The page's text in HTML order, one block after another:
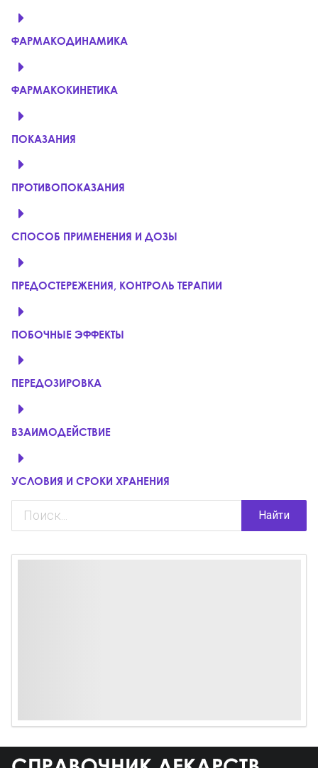
ФАРМАКОДИНАМИКА
ФАРМАКОКИНЕТИКА
ПОКАЗАНИЯ
ПРОТИВОПОКАЗАНИЯ
СПОСОБ ПРИМЕНЕНИЯ И ДОЗЫ
ПРЕДОСТЕРЕЖЕНИЯ, КОНТРОЛЬ ТЕРАПИИ
ПОБОЧНЫЕ ЭФФЕКТЫ
ПЕРЕДОЗИРОВКА
ВЗАИМОДЕЙСТВИЕ
УСЛОВИЯ И СРОКИ ХРАНЕНИЯ
Найти